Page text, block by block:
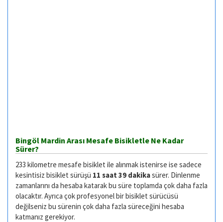
Bingöl Mardin Arası Mesafe Bisikletle Ne Kadar
Sürer?
233 kilometre mesafe bisiklet ile alınmak istenirse ise sadece
kesintisiz bisiklet sürüşü 11 saat 39 dakikasürer. Dinlenme
zamanlarını da hesaba katarak bu süre toplamda çok daha fazla
olacaktır. Ayrıca çok profesyonel bir bisiklet sürücüsü
değilseniz bu sürenin çok daha fazla süreceğini hesaba
katmanız gerekiyor.